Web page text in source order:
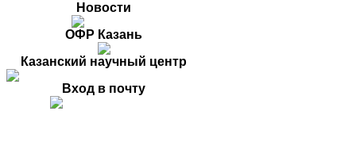
Новости
ОФР Казань
Казанский научный центр
Вход в почту